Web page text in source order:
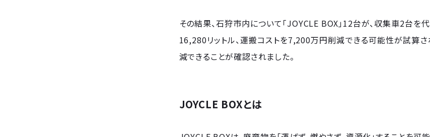
その結果、石狩市内について「JOYCLE BOX」12台が、収集車2台を
16,280リットル、運搬コストを7,200万円削減できる可能性が試算
減できることが確認されました。
JOYCLE BOXとは